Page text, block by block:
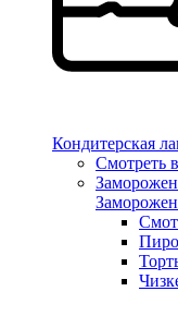
Кондитерская
Смотреть